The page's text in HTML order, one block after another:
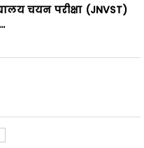
चयन परीक्षा (JNVST)